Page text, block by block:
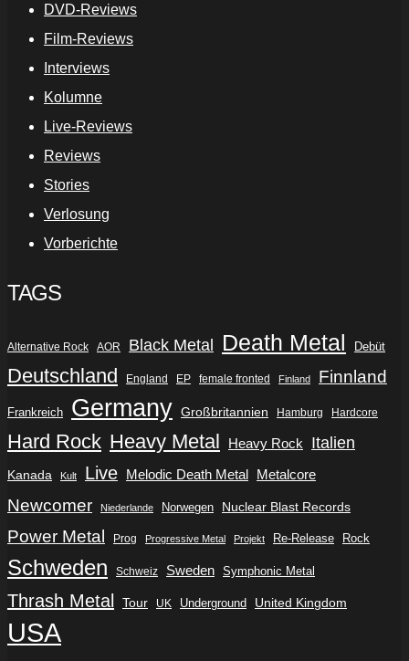
DVD-Reviews
Film-Reviews
Interviews
Kolumne
Live-Reviews
Reviews
Stories
Verlosung
Vorberichte
TAGS
Alternative Rock AOR Black Metal Death Metal Debüt
Deutschland England EP female fronted Finland Finnland
Frankreich Germany Großbritannien Hamburg Hardcore
Hard Rock Heavy Metal Heavy Rock Italien
Kanada Kult Live Melodic Death Metal Metalcore
Newcomer Niederlande Norwegen Nuclear Blast Records
Power Metal Prog Progressive Metal Projekt Re-Release Rock
Schweden Schweiz Sweden Symphonic Metal
Thrash Metal Tour UK Underground United Kingdom
USA